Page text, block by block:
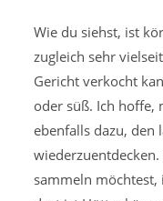
Wie du siehst, ist
zugleich sehr
Gericht verkocht
oder süß. Ich hoffe,
ebenfalls dazu, den
sammeln möchtest,